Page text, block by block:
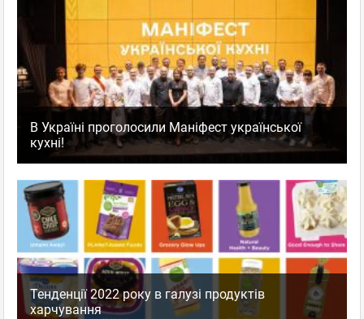
В Україні проголосили Маніфест української
кухні!
Тенденції 2022 року в галузі продуктів
харчування